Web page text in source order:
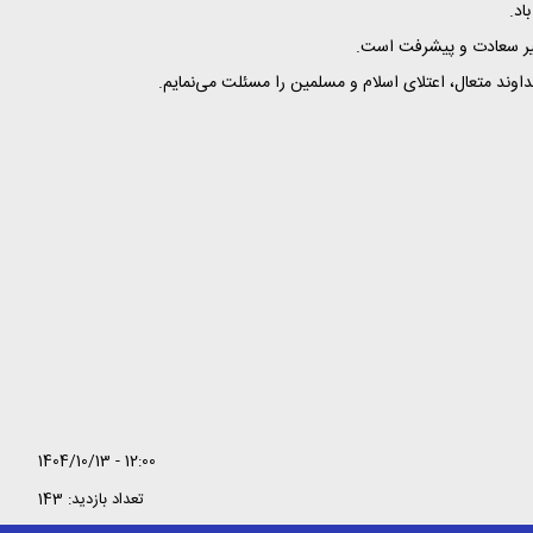
سعادت و پیشرفت است.
متعال، اعتلای اسلام و مسلمین را مسئلت می‌نمایم.
1404/10/13 - 12:00
تعداد بازدید: 143